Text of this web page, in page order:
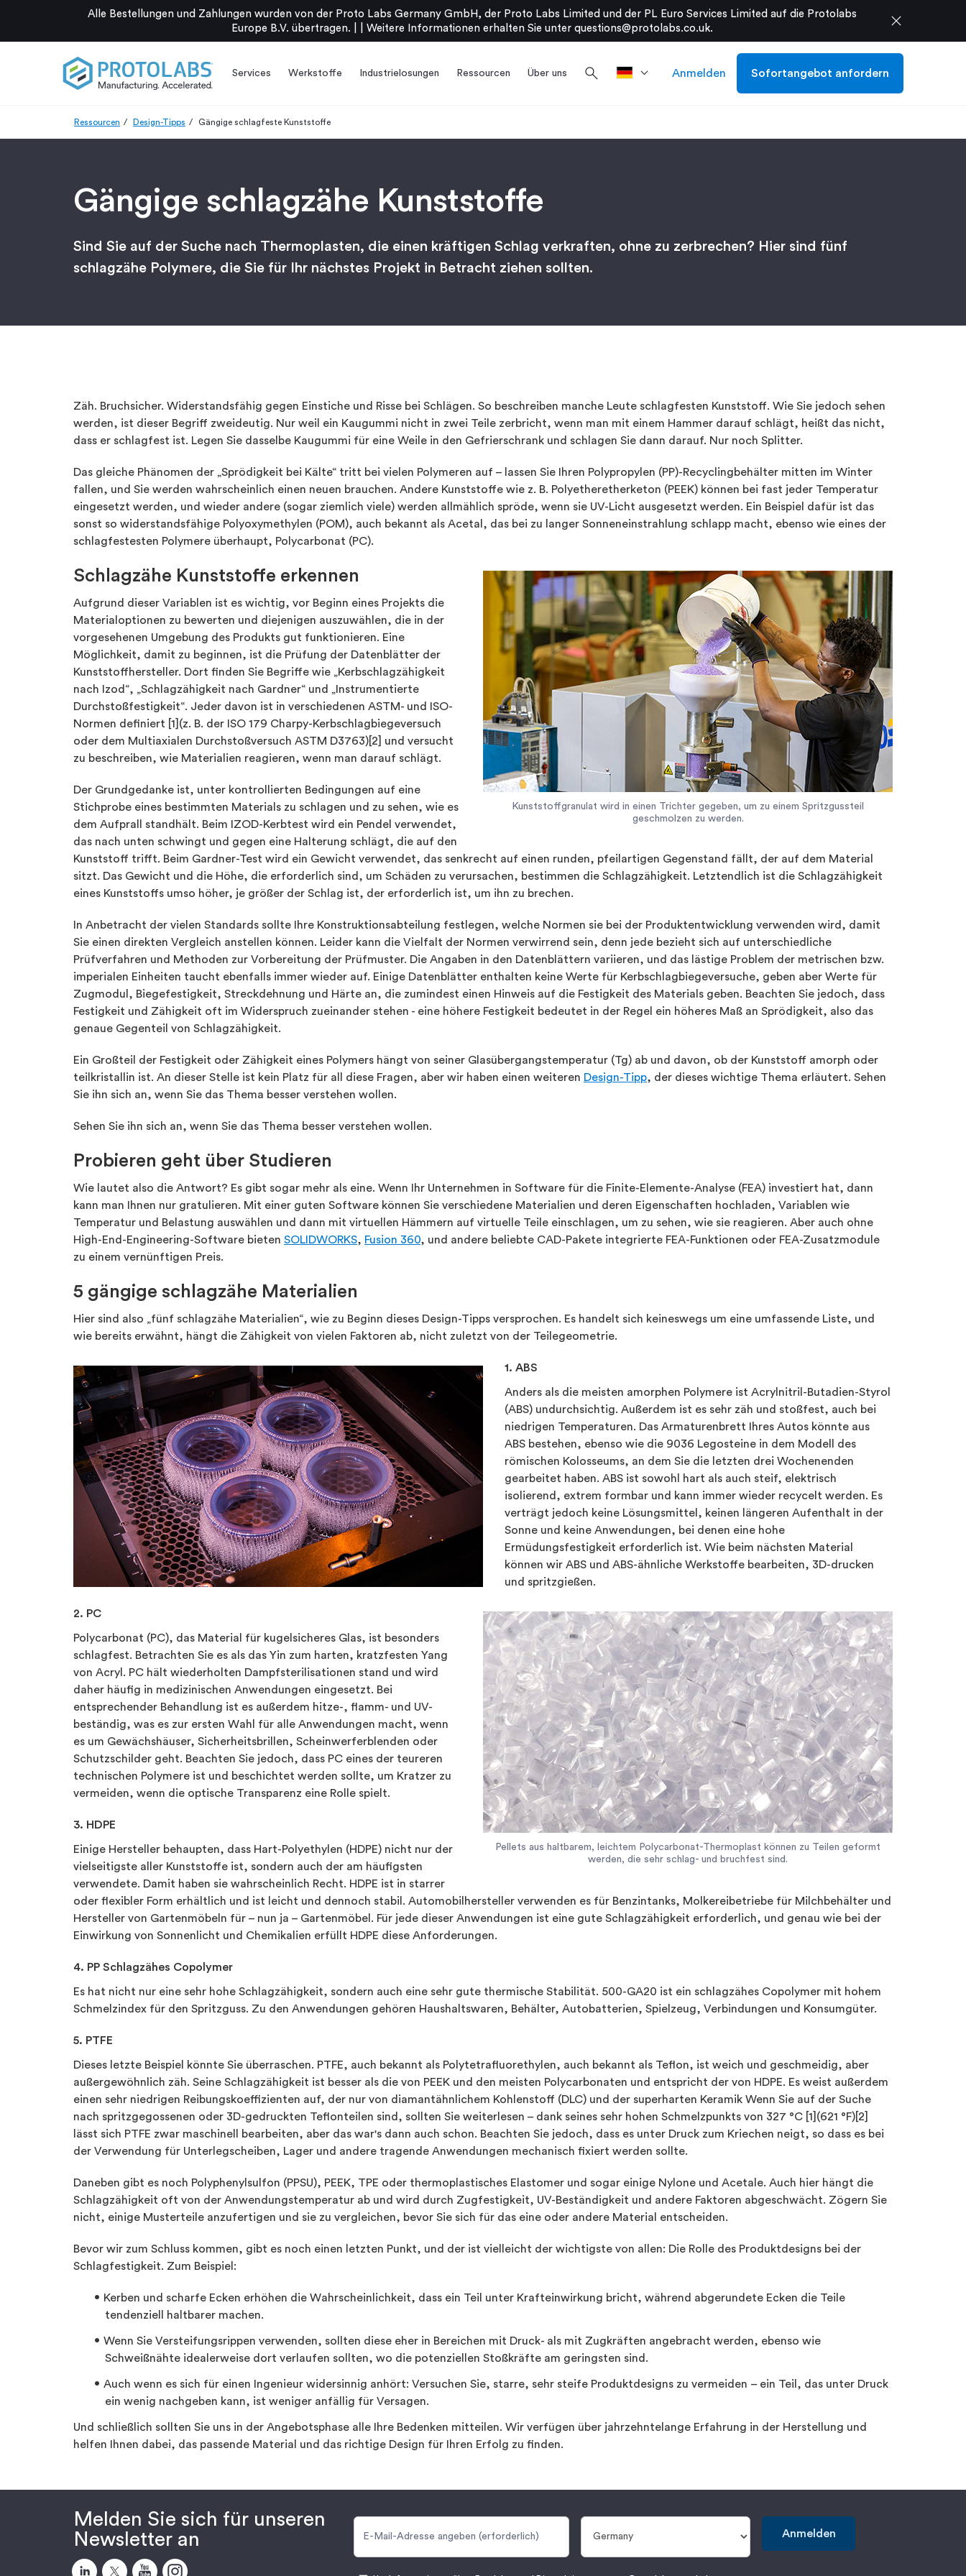
Alle Bestellungen und Zahlungen wurden von der Proto Labs Germany GmbH, der Proto Labs Limited und der PL Euro Services Limited auf die Protolabs
Europe B.V. übertragen. |
Weitere Informationen erhalten Sie unter questions@protolabs.co.uk. close
Services Werkstoffe Industrielosungen Ressourcen Über uns search Anmelden Sofortangebot anfordern
Ressourcen Design-Tipps Gängige schlagfeste Kunststoffe
Gängige schlagzähe Kunststoffe
Sind Sie auf der Suche nach Thermoplasten, die einen kräftigen Schlag verkraften, ohne zu zerbrechen? Hier sind fünf
schlagzähe Polymere, die Sie für Ihr nächstes Projekt in Betracht ziehen sollten.
Zäh. Bruchsicher. Widerstandsfähig gegen Einstiche und Risse bei Schlägen. So beschreiben manche Leute schlagfesten Kunststoff. Wie Sie jedoch sehen
werden, ist dieser Begriff zweideutig. Nur weil ein Kaugummi nicht in zwei Teile zerbricht, wenn man mit einem Hammer darauf schlägt, heißt das nicht,
dass er schlagfest ist. Legen Sie dasselbe Kaugummi für eine Weile in den Gefrierschrank und schlagen Sie dann darauf. Nur noch Splitter.
Das gleiche Phänomen der „Sprödigkeit bei Kälte“ tritt bei vielen Polymeren auf – lassen Sie Ihren Polypropylen (PP)-Recyclingbehälter mitten im Winter
fallen, und Sie werden wahrscheinlich einen neuen brauchen. Andere Kunststoffe wie z. B. Polyetheretherketon (PEEK) können bei fast jeder Temperatur
eingesetzt werden, und wieder andere (sogar ziemlich viele) werden allmählich spröde, wenn sie UV-Licht ausgesetzt werden. Ein Beispiel dafür ist das
sonst so widerstandsfähige Polyoxymethylen (POM), auch bekannt als Acetal, das bei zu langer Sonneneinstrahlung schlapp macht, ebenso wie eines der
schlagfestesten Polymere überhaupt, Polycarbonat (PC).
Kunststoffgranulat wird in einen Trichter gegeben, um zu einem Spritzgussteil
geschmolzen zu werden.
Schlagzähe Kunststoffe erkennen
Aufgrund dieser Variablen ist es wichtig, vor Beginn eines Projekts die
Materialoptionen zu bewerten und diejenigen auszuwählen, die in der
vorgesehenen Umgebung des Produkts gut funktionieren. Eine
Möglichkeit, damit zu beginnen, ist die Prüfung der Datenblätter der
Kunststoffhersteller. Dort finden Sie Begriffe wie „Kerbschlagzähigkeit
nach Izod“, „Schlagzähigkeit nach Gardner“ und „Instrumentierte
Durchstoßfestigkeit“. Jeder davon ist in verschiedenen ASTM- und ISO-
Normen definiert [1](z. B. der ISO 179 Charpy-Kerbschlagbiegeversuch
oder dem Multiaxialen Durchstoßversuch ASTM D3763)[2] und versucht
zu beschreiben, wie Materialien reagieren, wenn man darauf schlägt.
Der Grundgedanke ist, unter kontrollierten Bedingungen auf eine
Stichprobe eines bestimmten Materials zu schlagen und zu sehen, wie es
dem Aufprall standhält. Beim IZOD-Kerbtest wird ein Pendel verwendet,
das nach unten schwingt und gegen eine Halterung schlägt, die auf den
Kunststoff trifft. Beim Gardner-Test wird ein Gewicht verwendet, das senkrecht auf einen runden, pfeilartigen Gegenstand fällt, der auf dem Material
sitzt. Das Gewicht und die Höhe, die erforderlich sind, um Schäden zu verursachen, bestimmen die Schlagzähigkeit. Letztendlich ist die Schlagzähigkeit
eines Kunststoffs umso höher, je größer der Schlag ist, der erforderlich ist, um ihn zu brechen.
In Anbetracht der vielen Standards sollte Ihre Konstruktionsabteilung festlegen, welche Normen sie bei der Produktentwicklung verwenden wird, damit
Sie einen direkten Vergleich anstellen können. Leider kann die Vielfalt der Normen verwirrend sein, denn jede bezieht sich auf unterschiedliche
Prüfverfahren und Methoden zur Vorbereitung der Prüfmuster. Die Angaben in den Datenblättern variieren, und das lästige Problem der metrischen bzw.
imperialen Einheiten taucht ebenfalls immer wieder auf. Einige Datenblätter enthalten keine Werte für Kerbschlagbiegeversuche, geben aber Werte für
Zugmodul, Biegefestigkeit, Streckdehnung und Härte an, die zumindest einen Hinweis auf die Festigkeit des Materials geben. Beachten Sie jedoch, dass
Festigkeit und Zähigkeit oft im Widerspruch zueinander stehen - eine höhere Festigkeit bedeutet in der Regel ein höheres Maß an Sprödigkeit, also das
genaue Gegenteil von Schlagzähigkeit.
Ein Großteil der Festigkeit oder Zähigkeit eines Polymers hängt von seiner Glasübergangstemperatur (Tg) ab und davon, ob der Kunststoff amorph oder
teilkristallin ist. An dieser Stelle ist kein Platz für all diese Fragen, aber wir haben einen weiteren Design-Tipp, der dieses wichtige Thema erläutert. Sehen
Sie ihn sich an, wenn Sie das Thema besser verstehen wollen.
Sehen Sie ihn sich an, wenn Sie das Thema besser verstehen wollen.
Probieren geht über Studieren
Wie lautet also die Antwort? Es gibt sogar mehr als eine. Wenn Ihr Unternehmen in Software für die Finite-Elemente-Analyse (FEA) investiert hat, dann
kann man Ihnen nur gratulieren. Mit einer guten Software können Sie verschiedene Materialien und deren Eigenschaften hochladen, Variablen wie
Temperatur und Belastung auswählen und dann mit virtuellen Hämmern auf virtuelle Teile einschlagen, um zu sehen, wie sie reagieren. Aber auch ohne
High-End-Engineering-Software bieten SOLIDWORKS, Fusion 360, und andere beliebte CAD-Pakete integrierte FEA-Funktionen oder FEA-Zusatzmodule
zu einem vernünftigen Preis.
5 gängige schlagzähe Materialien
Hier sind also „fünf schlagzähe Materialien“, wie zu Beginn dieses Design-Tipps versprochen. Es handelt sich keineswegs um eine umfassende Liste, und
wie bereits erwähnt, hängt die Zähigkeit von vielen Faktoren ab, nicht zuletzt von der Teilegeometrie.
1. ABS
Anders als die meisten amorphen Polymere ist Acrylnitril-Butadien-Styrol
(ABS) undurchsichtig. Außerdem ist es sehr zäh und stoßfest, auch bei
niedrigen Temperaturen. Das Armaturenbrett Ihres Autos könnte aus
ABS bestehen, ebenso wie die 9036 Legosteine in dem Modell des
römischen Kolosseums, an dem Sie die letzten drei Wochenenden
gearbeitet haben. ABS ist sowohl hart als auch steif, elektrisch
isolierend, extrem formbar und kann immer wieder recycelt werden. Es
verträgt jedoch keine Lösungsmittel, keinen längeren Aufenthalt in der
Sonne und keine Anwendungen, bei denen eine hohe
Ermüdungsfestigkeit erforderlich ist. Wie beim nächsten Material
können wir ABS und ABS-ähnliche Werkstoffe bearbeiten, 3D-drucken
und spritzgießen.
Pellets aus haltbarem, leichtem Polycarbonat-Thermoplast können zu Teilen geformt
werden, die sehr schlag- und bruchfest sind.
2. PC
Polycarbonat (PC), das Material für kugelsicheres Glas, ist besonders
schlagfest. Betrachten Sie es als das Yin zum harten, kratzfesten Yang
von Acryl. PC hält wiederholten Dampfsterilisationen stand und wird
daher häufig in medizinischen Anwendungen eingesetzt. Bei
entsprechender Behandlung ist es außerdem hitze-, flamm- und UV-
beständig, was es zur ersten Wahl für alle Anwendungen macht, wenn
es um Gewächshäuser, Sicherheitsbrillen, Scheinwerferblenden oder
Schutzschilder geht. Beachten Sie jedoch, dass PC eines der teureren
technischen Polymere ist und beschichtet werden sollte, um Kratzer zu
vermeiden, wenn die optische Transparenz eine Rolle spielt.
3. HDPE
Einige Hersteller behaupten, dass Hart-Polyethylen (HDPE) nicht nur der
vielseitigste aller Kunststoffe ist, sondern auch der am häufigsten
verwendete. Damit haben sie wahrscheinlich Recht. HDPE ist in starrer
oder flexibler Form erhältlich und ist leicht und dennoch stabil. Automobilhersteller verwenden es für Benzintanks, Molkereibetriebe für Milchbehälter und
Hersteller von Gartenmöbeln für – nun ja – Gartenmöbel. Für jede dieser Anwendungen ist eine gute Schlagzähigkeit erforderlich, und genau wie bei der
Einwirkung von Sonnenlicht und Chemikalien erfüllt HDPE diese Anforderungen.
4. PP Schlagzähes Copolymer
Es hat nicht nur eine sehr hohe Schlagzähigkeit, sondern auch eine sehr gute thermische Stabilität. 500-GA20 ist ein schlagzähes Copolymer mit hohem
Schmelzindex für den Spritzguss. Zu den Anwendungen gehören Haushaltswaren, Behälter, Autobatterien, Spielzeug, Verbindungen und Konsumgüter.
5. PTFE
Dieses letzte Beispiel könnte Sie überraschen. PTFE, auch bekannt als Polytetrafluorethylen, auch bekannt als Teflon, ist weich und geschmeidig, aber
außergewöhnlich zäh. Seine Schlagzähigkeit ist besser als die von PEEK und den meisten Polycarbonaten und entspricht der von HDPE. Es weist außerdem
einen sehr niedrigen Reibungskoeffizienten auf, der nur von diamantähnlichem Kohlenstoff (DLC) und der superharten Keramik Wenn Sie auf der Suche
nach spritzgegossenen oder 3D-gedruckten Teflonteilen sind, sollten Sie weiterlesen – dank seines sehr hohen Schmelzpunkts von 327 °C [1](621 °F)[2]
lässt sich PTFE zwar maschinell bearbeiten, aber das war's dann auch schon. Beachten Sie jedoch, dass es unter Druck zum Kriechen neigt, so dass es bei
der Verwendung für Unterlegscheiben, Lager und andere tragende Anwendungen mechanisch fixiert werden sollte.
Daneben gibt es noch Polyphenylsulfon (PPSU), PEEK, TPE oder thermoplastisches Elastomer und sogar einige Nylone und Acetale. Auch hier hängt die
Schlagzähigkeit oft von der Anwendungstemperatur ab und wird durch Zugfestigkeit, UV-Beständigkeit und andere Faktoren abgeschwächt. Zögern Sie
nicht, einige Musterteile anzufertigen und sie zu vergleichen, bevor Sie sich für das eine oder andere Material entscheiden.
Bevor wir zum Schluss kommen, gibt es noch einen letzten Punkt, und der ist vielleicht der wichtigste von allen: Die Rolle des Produktdesigns bei der
Schlagfestigkeit. Zum Beispiel:
Kerben und scharfe Ecken erhöhen die Wahrscheinlichkeit, dass ein Teil unter Krafteinwirkung bricht, während abgerundete Ecken die Teile
tendenziell haltbarer machen.
Wenn Sie Versteifungsrippen verwenden, sollten diese eher in Bereichen mit Druck- als mit Zugkräften angebracht werden, ebenso wie
Schweißnähte idealerweise dort verlaufen sollten, wo die potenziellen Stoßkräfte am geringsten sind.
Auch wenn es sich für einen Ingenieur widersinnig anhört: Versuchen Sie, starre, sehr steife Produktdesigns zu vermeiden – ein Teil, das unter Druck
ein wenig nachgeben kann, ist weniger anfällig für Versagen.
Und schließlich sollten Sie uns in der Angebotsphase alle Ihre Bedenken mitteilen. Wir verfügen über jahrzehntelange Erfahrung in der Herstellung und
helfen Ihnen dabei, das passende Material und das richtige Design für Ihren Erfolg zu finden.
Melden Sie sich für unseren
Newsletter an
Anmelden